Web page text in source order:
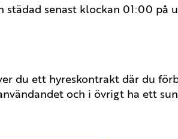
städad senast klockan 01:00 på
du ett hyreskontrakt där du
och i övrigt ha ett